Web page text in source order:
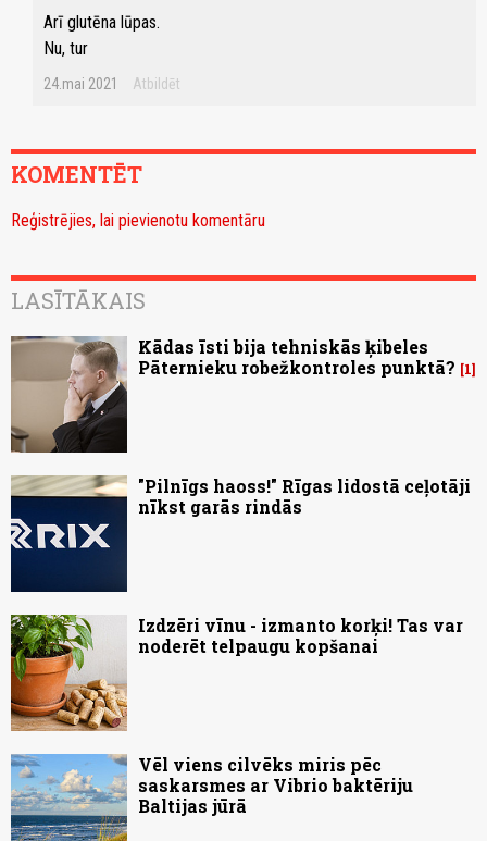
Arī glutēna lūpas.
Nu, tur
24.mai 2021 Atbildēt
KOMENTĒT
Reģistrējies, lai pievienotu komentāru
LASĪTĀKAIS
Kādas īsti bija tehniskās ķibeles
Pāternieku robežkontroles punktā?
1
"Pilnīgs haoss!" Rīgas lidostā ceļotāji
nīkst garās rindās
Izdzēri vīnu - izmanto korķi! Tas var
noderēt telpaugu kopšanai
Vēl viens cilvēks miris pēc
saskarsmes ar Vibrio baktēriju
Baltijas jūrā